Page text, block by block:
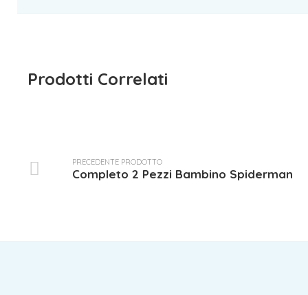
Prodotti Correlati
PRECEDENTE PRODOTTO
Completo 2 Pezzi Bambino Spiderman